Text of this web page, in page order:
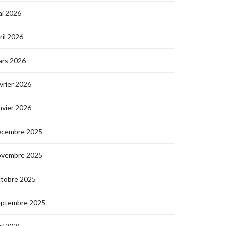
2026
2026
2026
2026
2026
2025
2025
2025
2025